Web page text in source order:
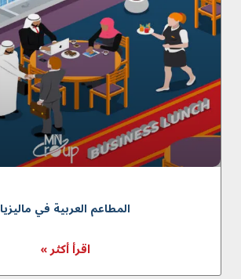
المطاعم العربية في ماليزيا
اقرأ أكثر »